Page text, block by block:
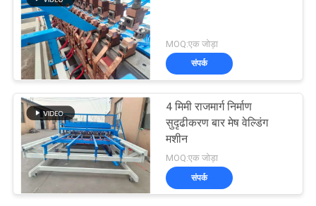
रोल मेष वेल्डिंग मशीन
MOQ:एक जोड़ा
संपर्क
4 मिमी राजमार्ग निर्माण
सुदृढीकरण बार मेष वेल्डिंग
मशीन
MOQ:एक जोड़ा
संपर्क